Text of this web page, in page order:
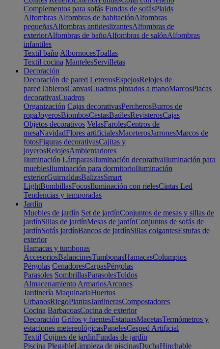
Complementos para sofás Fundas de sofásPlaids
Alfombras Alfombras de habitaciónAlfombras
pequeñasAlfombras antideslizantesAlfombras de
exteriorAlfombras de bañoAlfombras de salónAlfombras
infantiles
Textil baño AlbornocesToallas
Textil cocina MantelesServilletas
Decoración
Decoración de pared LetrerosEspejosRelojes de
paredTablerosCanvasCuadros pintados a manoMarcosPlacas
decorativasCuadros
Organización Cajas decorativasPercherosBurros de
ropaJoyerosBiombosCestasBaúlesRevisterosCajas
Objetos decorativos VelasFarolesCentros de
mesaNavidadFlores artificialesMaceterosJarronesMarcos de
fotosFiguras decorativasCajitas y
joyerosRelojesAmbientadores
Iluminación LámparasIluminación decorativaIluminación para
mueblesIluminación para dormitorioIluminación
exteriorGuirnaldasBalizasSmart
LightBombillasFocosIluminación con rielesCintas Led
Tendencias y temporadas
Jardín
Muebles de jardín Set de jardínConjuntos de mesas y sillas de
jardínSillas de jardínMesas de jardínConjuntos de sofás de
jardínSofás jardínBancos de jardínSillas colgantesEstufas de
exterior
Hamacas y tumbonas
AccesoriosBalancinesTumbonasHamacasColumpios
Pérgolas CenadoresCarpasPérgolas
Parasoles SombrillasParasolesToldos
Almacenamiento ArmariosArcones
Jardinería MaquinariaHuertos
UrbanosRiegoPlantasJardinerasCompostadores
Cocina BarbacoasCocina de exterior
Decoración Grifos y fuentesEstatuasMacetasTermómetros y
estaciones metereológicasPanelesCesped Artificial
Textil Cojines de jardínFundas de jardín
Piscina PlegableLimpieza de piscinasDuchaHinchable